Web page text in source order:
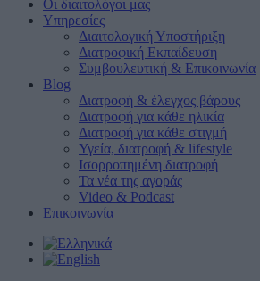
Οι διαιτολόγοι μας
Υπηρεσίες
Διαιτολογική Υποστήριξη
Διατροφική Εκπαίδευση
Συμβουλευτική & Επικοινωνία
Blog
Διατροφή & έλεγχος βάρους
Διατροφή για κάθε ηλικία
Διατροφή για κάθε στιγμή
Υγεία, διατροφή & lifestyle
Ισορροπημένη διατροφή
Τα νέα της αγοράς
Video & Podcast
Επικοινωνία